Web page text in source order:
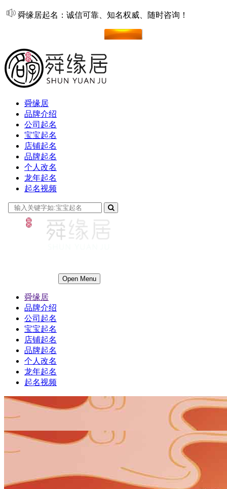
舜缘居起名：诚信可靠、知名权威、随时咨询！
舜缘居
品牌介绍
公司起名
宝宝起名
店铺起名
品牌起名
个人改名
龙年起名
起名视频
Open Menu
舜缘居
品牌介绍
公司起名
宝宝起名
店铺起名
品牌起名
个人改名
龙年起名
起名视频